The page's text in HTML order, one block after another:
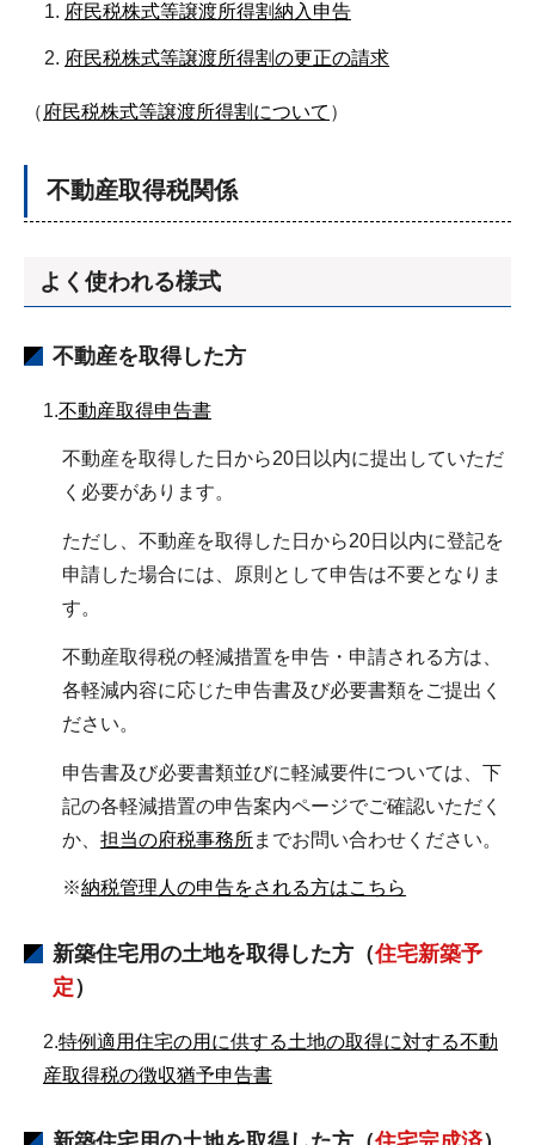
府民税株式等譲渡所得割納入申告
府民税株式等譲渡所得割の更正の請求
（ 府民税株式等譲渡所得割について ）
不動産取得税関係
よく使われる様式
不動産を取得した方
1.不動産取得申告書
不動産を取得した日から20日以内に提出していただ
く必要があります。
ただし、不動産を取得した日から20日以内に登記を
申請した場合には、原則として申告は不要となりま
す。
不動産取得税の軽減措置を申告・申請される方は、
各軽減内容に応じた申告書及び必要書類をご提出く
ださい。
申告書及び必要書類並びに軽減要件については、下
記の各軽減措置の申告案内ページでご確認いただく
か、 担当の府税事務所までお問い合わせください。
※納税管理人の申告をされる方はこちら
新築住宅用の土地を取得した方（住宅新築予
定）
2.特例適用住宅の用に供する土地の取得に対する不動
産取得税の徴収猶予申告書